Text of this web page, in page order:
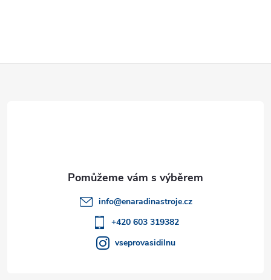
info@enaradinastroje.cz
+420 603 319382
vseprovasidilnu